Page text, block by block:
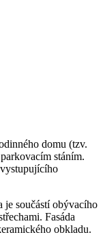
domu (tzv.
stáním.
je součástí obývacího
Fasáda
obkladu.